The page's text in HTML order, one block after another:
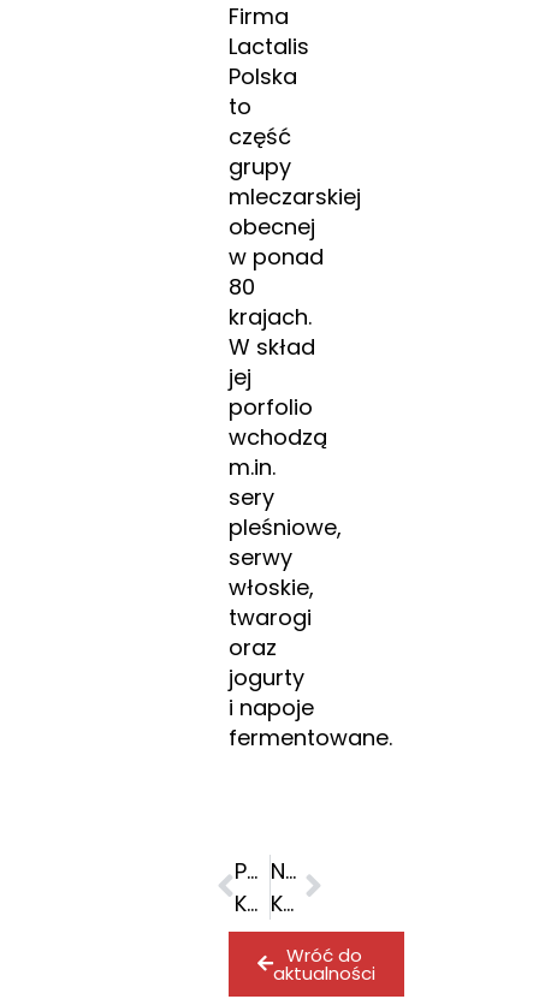
Firma
Lactalis
Polska
to
część
grupy
mleczarskiej
obecnej
w ponad
80
krajach.
W skład
jej
porfolio
wchodzą
m.in.
sery
pleśniowe,
serwy
włoskie,
twarogi
oraz
jogurty
i napoje
fermentowane.
POPRZEDNI
K2 jedną z wiodących agencji obsługujących markę Samsung
NASTĘPNY
K2 i K2 Precise dla grupy Murapol
Wróć do
aktualności